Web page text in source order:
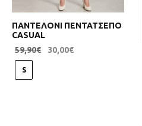
ΠΑΝΤΕΛΟΝΙ ΠΕΝΤΑΤΣΕΠΟ
CASUAL
59,90€ 30,00€
S